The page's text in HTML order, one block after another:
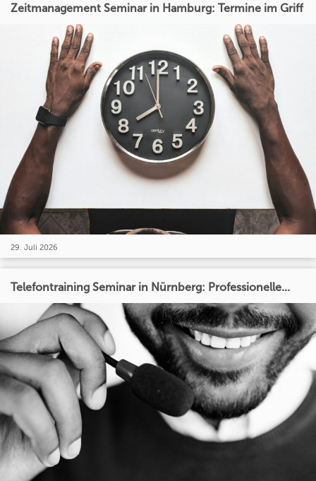
Zeitmanagement Seminar in Hamburg: Termine im Griff
29. Juli 2026
Telefontraining Seminar in Nürnberg: Professionelle...